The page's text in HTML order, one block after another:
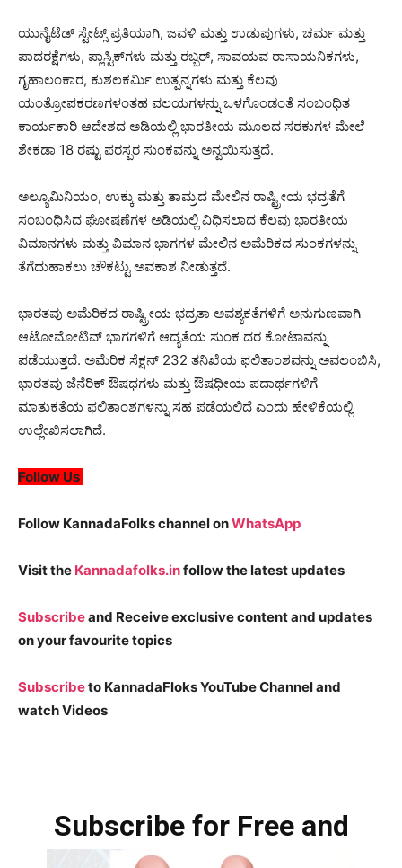
ಯುನೈಟೆಡ್ ಸ್ಟೇಟ್ಸ್ ಪ್ರತಿಯಾಗಿ, ಜವಳಿ ಮತ್ತು ಉಡುಪುಗಳು, ಚರ್ಮ ಮತ್ತು
ಪಾದರಕ್ಷೆಗಳು, ಪ್ಲಾಸ್ಟಿಕ್‌ಗಳು ಮತ್ತು ರಬ್ಬರ್, ಸಾವಯವ ರಾಸಾಯನಿಕಗಳು,
ಗೃಹಾಲಂಕಾರ, ಕುಶಲಕರ್ಮಿ ಉತ್ಪನ್ನಗಳು ಮತ್ತು ಕೆಲವು
ಯಂತ್ರೋಪಕರಣಗಳಂತಹ ವಲಯಗಳನ್ನು ಒಳಗೊಂಡಂತೆ ಸಂಬಂಧಿತ
ಕಾರ್ಯಕಾರಿ ಆದೇಶದ ಅಡಿಯಲ್ಲಿ ಭಾರತೀಯ ಮೂಲದ ಸರಕುಗಳ ಮೇಲೆ
ಶೇಕಡಾ 18 ರಷ್ಟು ಪರಸ್ಪರ ಸುಂಕವನ್ನು ಅನ್ವಯಿಸುತ್ತದೆ.
ಅಲ್ಯೂಮಿನಿಯಂ, ಉಕ್ಕು ಮತ್ತು ತಾಮ್ರದ ಮೇಲಿನ ರಾಷ್ಟ್ರೀಯ ಭದ್ರತೆಗೆ
ಸಂಬಂಧಿಸಿದ ಘೋಷಣೆಗಳ ಅಡಿಯಲ್ಲಿ ವಿಧಿಸಲಾದ ಕೆಲವು ಭಾರತೀಯ
ವಿಮಾನಗಳು ಮತ್ತು ವಿಮಾನ ಭಾಗಗಳ ಮೇಲಿನ ಅಮೆರಿಕದ ಸುಂಕಗಳನ್ನು
ತೆಗೆದುಹಾಕಲು ಚೌಕಟ್ಟು ಅವಕಾಶ ನೀಡುತ್ತದೆ.
ಭಾರತವು ಅಮೆರಿಕದ ರಾಷ್ಟ್ರೀಯ ಭದ್ರತಾ ಅವಶ್ಯಕತೆಗಳಿಗೆ ಅನುಗುಣವಾಗಿ
ಆಟೋಮೋಟಿವ್ ಭಾಗಗಳಿಗೆ ಆದ್ಯತೆಯ ಸುಂಕ ದರ ಕೋಟಾವನ್ನು
ಪಡೆಯುತ್ತದೆ. ಅಮೆರಿಕ ಸೆಕ್ಷನ್ 232 ತನಿಖೆಯ ಫಲಿತಾಂಶವನ್ನು ಅವಲಂಬಿಸಿ,
ಭಾರತವು ಜೆನೆರಿಕ್ ಔಷಧಗಳು ಮತ್ತು ಔಷಧೀಯ ಪದಾರ್ಥಗಳಿಗೆ
ಮಾತುಕತೆಯ ಫಲಿತಾಂಶಗಳನ್ನು ಸಹ ಪಡೆಯಲಿದೆ ಎಂದು ಹೇಳಿಕೆಯಲ್ಲಿ
ಉಲ್ಲೇಖಿಸಲಾಗಿದೆ.
Follow Us
Follow KannadaFolks channel onWhatsApp
Visit the Kannadafolks.infollow the latest updates
Subscribeand Receive exclusive content and updates
on your favourite topics
Subscribeto KannadaFloks YouTube Channel and
watch Videos
Subscribe for Free and